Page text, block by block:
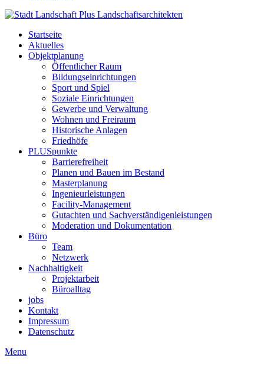
Startseite
Aktuelles
Objektplanung
Öffentlicher Raum
Bildungseinrichtungen
Sport und Spiel
Soziale Einrichtungen
Gewerbe und Verwaltung
Wohnen und Freiraum
Historische Anlagen
Friedhöfe
PLUSpunkte
Barrierefreiheit
Planen und Bauen im Bestand
Masterplanung
Ingenieurleistungen
Facility-Management
Gutachten und Sachverständigenleistungen
Moderation und Dokumentation
Büro
Team
Netzwerk
Nachhaltigkeit
Projektarbeit
Büroalltag
jobs
Kontakt
Impressum
Datenschutz
Menu